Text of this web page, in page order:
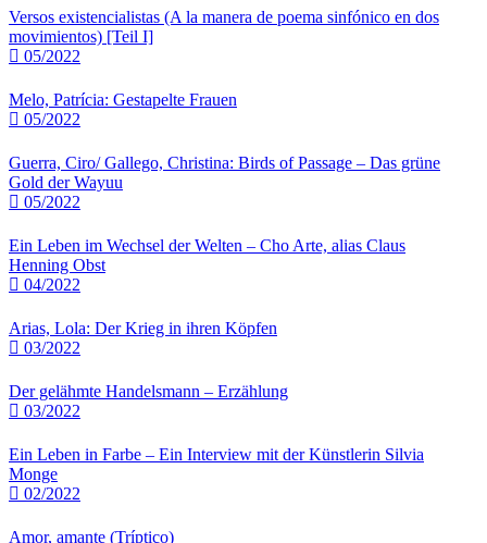
Versos existencialistas (A la manera de poema sinfónico en dos
movimientos) [Teil I]
05/2022
Melo, Patrícia: Gestapelte Frauen
05/2022
Guerra, Ciro/ Gallego, Christina: Birds of Passage – Das grüne
Gold der Wayuu
05/2022
Ein Leben im Wechsel der Welten – Cho Arte, alias Claus
Henning Obst
04/2022
Arias, Lola: Der Krieg in ihren Köpfen
03/2022
Der gelähmte Handelsmann – Erzählung
03/2022
Ein Leben in Farbe – Ein Interview mit der Künstlerin Silvia
Monge
02/2022
Amor, amante (Tríptico)